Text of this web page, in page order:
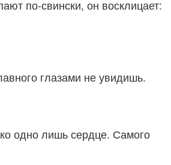
по-свински, он восклицает:
глазами не увидишь.
одно лишь сердце. Самого